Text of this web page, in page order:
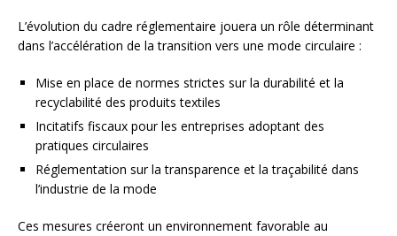
L’évolution du cadre réglementaire jouera un rôle déterminant
dans l’accélération de la transition vers une mode circulaire :
Mise en place de normes strictes sur la durabilité et la
recyclabilité des produits textiles
Incitatifs fiscaux pour les entreprises adoptant des
pratiques circulaires
Réglementation sur la transparence et la traçabilité dans
l’industrie de la mode
Ces mesures créeront un environnement favorable au